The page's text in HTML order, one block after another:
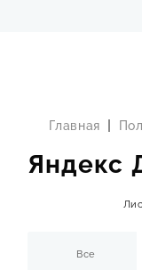
Главная
Яндекс
Все